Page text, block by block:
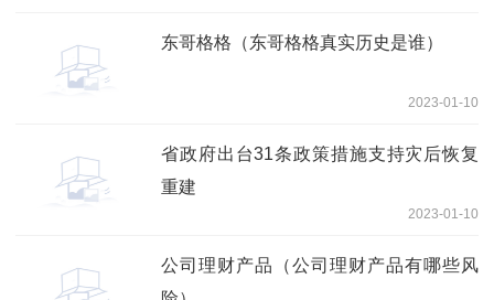
东哥格格（东哥格格真实历史是谁）
2023-01-10
省政府出台31条政策措施支持灾后恢复
重建
2023-01-10
公司理财产品（公司理财产品有哪些风